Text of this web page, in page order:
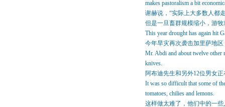
makes pastoralism a bit
谢赫说，“实际上大多数人都
但是一旦畜群规模缩小，游
This year drought has again hit
今年旱灾再次袭击加里萨地
Mr. Abdi and about twelve other
knives.
阿布迪先生和另外12位男女
It was so difficult that some of
tomatoes, chilies and lemons.
这样做太难了，他们中的一